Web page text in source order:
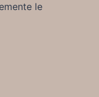
le